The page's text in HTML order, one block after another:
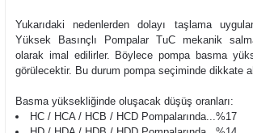
Yukarıdaki nedenlerden dolayı taşlama
Yüksek Basınçlı Pompalar TuC mekanik
olarak imal edilirler. Böylece pompa basma
görülecektir. Bu durum pompa seçiminde dikkate
Basma yüksekliğinde oluşacak düşüş oranları:
HC / HCA / HCB / HCD Pompalarında...%17